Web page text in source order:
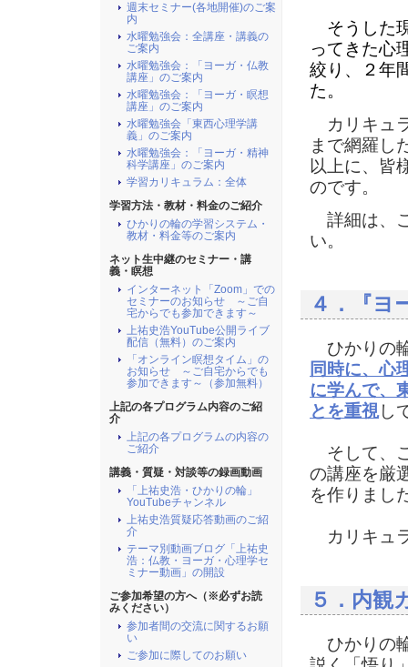
そうした
ってきた心
絞り、２年
た。
カリキュ
まで網羅し
以上に、皆
のです。
詳細は、
い。
４．『ヨ
ひかりの
同時に、心
に学んで、
とを重視し
そして、
の講座を厳
を作りまし
カリキュ
５．内観
ひかりの
週末セミナー(各地開催)のご案
内
水曜勉強会：全講座・講義の
ご案内
水曜勉強会：「ヨーガ・仏教
講座」のご案内
水曜勉強会：「ヨーガ・瞑想
講座」のご案内
水曜勉強会「東西心理学講
義」のご案内
水曜勉強会：「ヨーガ・精神
科学講座」のご案内
学習カリキュラム：全体
学習方法・教材・料金のご紹介
ひかりの輪の学習システム・
教材・料金等のご案内
ネット生中継のセミナー・講
義・瞑想
インターネット「Zoom」での
セミナーのお知らせ ～ご自
宅からでも参加できます～
上祐史浩YouTube公開ライブ
配信（無料）のご案内
「オンライン瞑想タイム」の
お知らせ ～ご自宅からでも
参加できます～（参加無料）
上記の各プログラム内容のご紹
介
上記の各プログラムの内容の
ご紹介
講義・質疑・対談等の録画動画
「上祐史浩・ひかりの輪」
YouTubeチャンネル
上祐史浩質疑応答動画のご紹
介
テーマ別動画ブログ「上祐史
浩：仏教・ヨーガ・心理学セ
ミナー動画」の開設
ご参加希望の方へ（※必ずお読
みください）
参加者間の交流に関するお願
い
ご参加に際してのお願い